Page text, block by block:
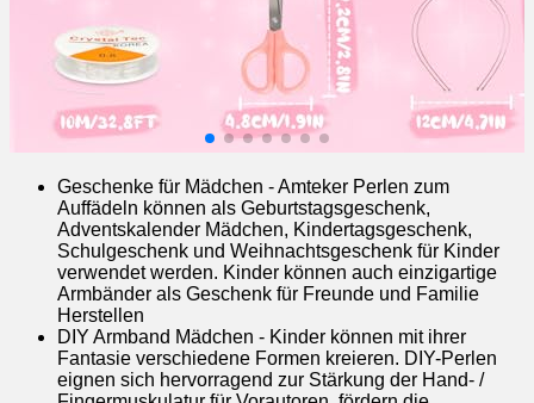
Geschenke für Mädchen - Amteker Perlen zum
Auffädeln können als Geburtstagsgeschenk,
Adventskalender Mädchen, Kindertagsgeschenk,
Schulgeschenk und Weihnachtsgeschenk für Kinder
verwendet werden. Kinder können auch einzigartige
Armbänder als Geschenk für Freunde und Familie
Herstellen
DIY Armband Mädchen - Kinder können mit ihrer
Fantasie verschiedene Formen kreieren. DIY-Perlen
eignen sich hervorragend zur Stärkung der Hand- /